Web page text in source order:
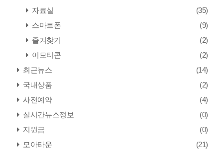
자료실
(35)
스마트폰
(9)
즐겨찾기
(2)
이모티콘
(2)
최근뉴스
(14)
국내상품
(2)
사전예약
(4)
실시간뉴스정보
(0)
지원금
(0)
모아타운
(21)